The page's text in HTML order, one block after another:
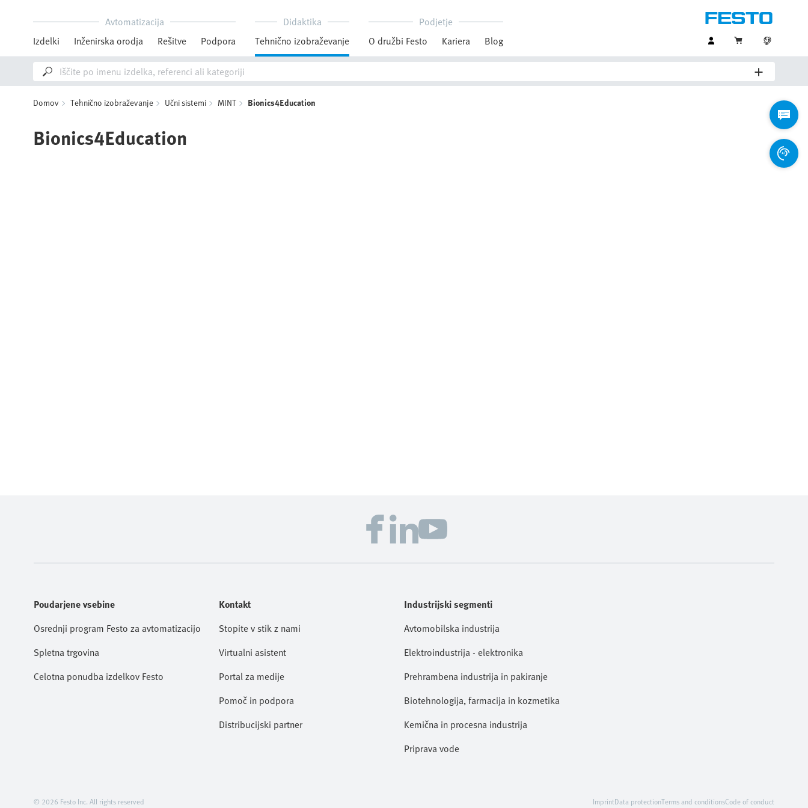
Avtomatizacija
Izdelki
Inženirska orodja Rešitve Podpora
Didaktika
Tehnično izobraževanje
Podjetje
O družbi Festo
Kariera Blog
Domov Tehnično izobraževanje Učni sistemi MINT Bionics4Education
Bionics4Education
Poudarjene vsebine
Osrednji program Festo za avtomatizacijo
Spletna trgovina
Celotna ponudba izdelkov Festo
Kontakt
Stopite v stik z nami
Virtualni asistent
Portal za medije
Pomoč in podpora
Distribucijski partner
Industrijski segmenti
Avtomobilska industrija
Elektroindustrija - elektronika
Prehrambena industrija in pakiranje
Biotehnologija, farmacija in kozmetika
Kemična in procesna industrija
Priprava vode
© 2026 Festo Inc. All rights reserved ImprintData protectionTerms and conditionsCode of conduct